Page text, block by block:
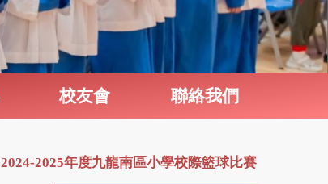
校友會 聯絡我們
2024-2025年度九龍南區小學校際籃球比賽